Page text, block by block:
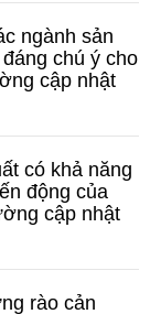
ngành sản
chú ý cho
cập nhật
có khả năng
động của
cập nhật
rào cản